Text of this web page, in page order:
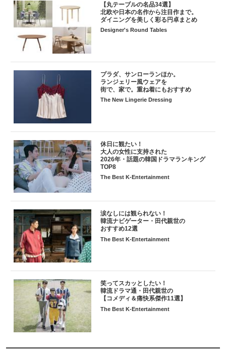
【丸テーブルの名品34選】
北欧や日本の名作から注目作まで。
ダイニングを美しく彩る円卓まとめ
Designer's Round Tables
プラダ、サンローランほか。
ランジェリー風ウェアを
街で、家で。重ね着にもおすすめ
The New Lingerie Dressing
休日に観たい！
大人の女性に支持された
2026年・話題の韓国ドラマランキング
TOP8
The Best K-Entertainment
涙なしには観られない！
韓流ナビゲーター・田代親世の
おすすめ12選
The Best K-Entertainment
笑ってスカッとしたい！
韓流ドラマ通・田代親世の
【コメディ＆痛快系傑作11選】
The Best K-Entertainment